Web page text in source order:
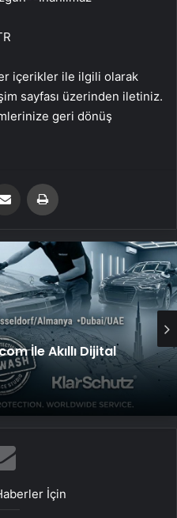
içerikler ile ilgili olarak
sayfası üzerinden iletiniz.
geri dönüş
Email'den paylaş
İle Akıllı Dijital
Nasıl Yapılır
İçin